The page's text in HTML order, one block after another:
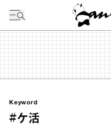
Keyword
#ケ活